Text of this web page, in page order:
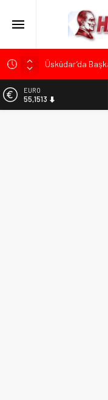
Üsküdar’da
Muharrem
ALTIN
6.635,91